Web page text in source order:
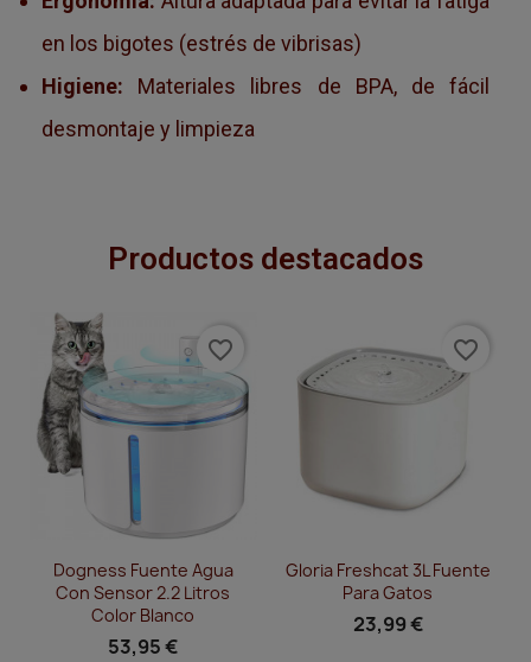
en los bigotes (estrés de vibrisas)
Higiene: Materiales libres de BPA, de fácil
desmontaje y limpieza
Productos destacados
Vista rápida
Dogness Fuente Agua
Con Sensor 2.2 Litros
Color Blanco
53,95 €
favorite_border
Vista rápida
Gloria Freshcat 3L Fuente
Para Gatos
23,99 €
favorite_border